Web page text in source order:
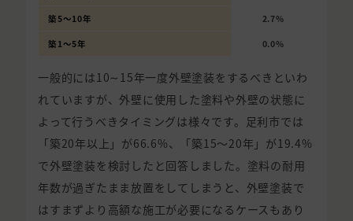
築5〜10年 2.7%
築1〜5年 0.0%
一般的には10∼15年一度外壁塗装をするべきといわ
れていますが、外壁に使用した塗料や外壁の状態に
よって行うべきタイミングは様々です。足利市では
「築20年以上」が66.6%、「築15〜20年」が19.4%
で外壁塗装を検討したと回答しました。塗料の耐用
年数が過ぎたまま放置をしてしまうと、外壁塗装で
はすまずより高額な施工が必要になるケースもあり